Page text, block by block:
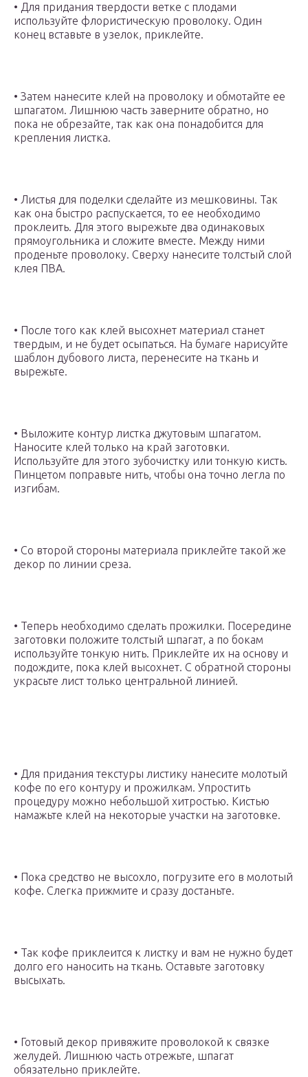
• Для придания твердости ветке с плодами
используйте флористическую проволоку. Один
конец вставьте в узелок, приклейте.
• Затем нанесите клей на проволоку и обмотайте ее
шпагатом. Лишнюю часть заверните обратно, но
пока не обрезайте, так как она понадобится для
крепления листка.
• Листья для поделки сделайте из мешковины. Так
как она быстро распускается, то ее необходимо
проклеить. Для этого вырежьте два одинаковых
прямоугольника и сложите вместе. Между ними
проденьте проволоку. Сверху нанесите толстый слой
клея ПВА.
• После того как клей высохнет материал станет
твердым, и не будет осыпаться. На бумаге нарисуйте
шаблон дубового листа, перенесите на ткань и
вырежьте.
• Выложите контур листка джутовым шпагатом.
Наносите клей только на край заготовки.
Используйте для этого зубочистку или тонкую кисть.
Пинцетом поправьте нить, чтобы она точно легла по
изгибам.
• Со второй стороны материала приклейте такой же
декор по линии среза.
• Теперь необходимо сделать прожилки. Посередине
заготовки положите толстый шпагат, а по бокам
используйте тонкую нить. Приклейте их на основу и
подождите, пока клей высохнет. С обратной стороны
украсьте лист только центральной линией.
• Для придания текстуры листику нанесите молотый
кофе по его контуру и прожилкам. Упростить
процедуру можно небольшой хитростью. Кистью
намажьте клей на некоторые участки на заготовке.
• Пока средство не высохло, погрузите его в молотый
кофе. Слегка прижмите и сразу достаньте.
• Так кофе приклеится к листку и вам не нужно будет
долго его наносить на ткань. Оставьте заготовку
высыхать.
• Готовый декор привяжите проволокой к связке
желудей. Лишнюю часть отрежьте, шпагат
обязательно приклейте.